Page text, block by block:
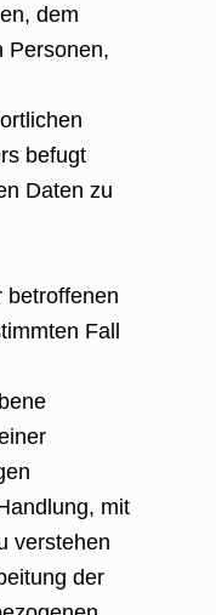
dem
Personen,
befugt
Daten zu
betroffenen
Fall
mit
verstehen
der